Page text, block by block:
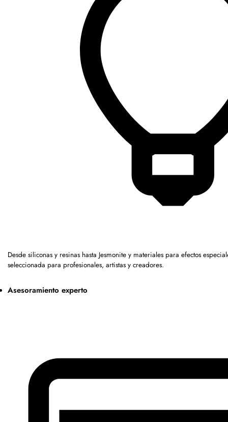
Desde siliconas y resinas hasta Jesmonite y materiales para efectos
seleccionada para profesionales, artistas y creadores.
Asesoramiento experto